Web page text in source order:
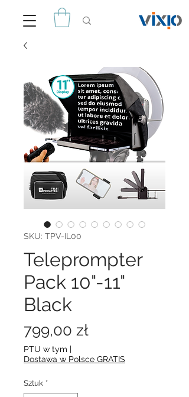
SKU: TPV-IL00
Teleprompter
Pack 10"-11"
Black
799,00 złCena
PTU w tym |
Dostawa w Polsce GRATIS
Sztuk *